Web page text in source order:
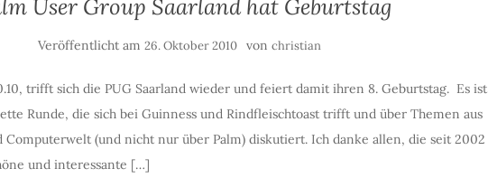
User Group Saarland hat Geburtstag
Veröffentlicht am26. Oktober 2010 vonchristian
trifft sich die PUG Saarland wieder und feiert damit ihren 8. Geburtstag. Es ist
Runde, die sich bei Guinness und Rindfleischtoast trifft und über Themen aus
Computerwelt (und nicht nur über Palm) diskutiert. Ich danke allen, die seit 2002
und interessante […]